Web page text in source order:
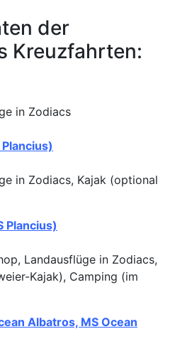
der
Kreuzfahrten:
in Zodiacs
in Zodiacs, Kajak (optional
Plancius)
Landausflüge in Zodiacs,
Kajak), Camping (im
Albatros, MS Ocean